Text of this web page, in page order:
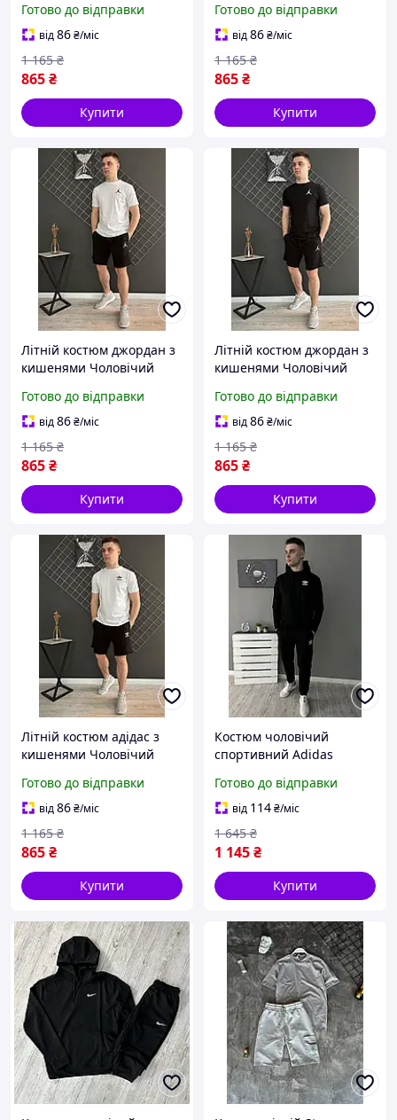
спортивний костюм
андер армор шорти та
футболка
Готово до відправки
від86₴/міс
865₴
1 165 ₴
Купити
jordan шорти та футболка
Готово до відправки
від86₴/міс
865₴
1 165 ₴
Купити
Літній костюм джордан з
кишенями Чоловічий
костюм jordan шорти та
футболка
Готово до відправки
від86₴/міс
865₴
1 165 ₴
Купити
Літній костюм джордан з
кишенями Чоловічий
костюм jordan шорти та
футболка
Готово до відправки
від86₴/міс
865₴
1 165 ₴
Купити
Літній костюм адідас з
кишенями Чоловічий
костюм adidas шорти та
футболка
Готово до відправки
від86₴/міс
865₴
1 165 ₴
Купити
Костюм чоловічий
спортивний Adidas
манжетом, Чорні
костюми брендові весна
осінь
Готово до відправки
від 114₴/міс
1 145₴
1 645 ₴
Купити